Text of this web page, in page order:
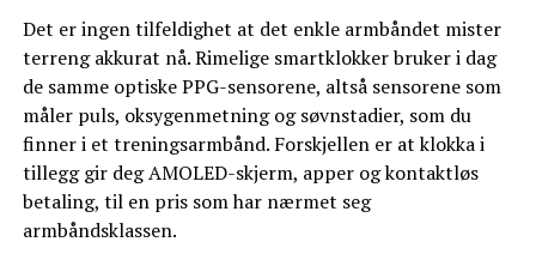
Det er ingen tilfeldighet at det enkle armbåndet mister
terreng akkurat nå. Rimelige smartklokker bruker i dag
de samme optiske PPG-sensorene, altså sensorene som
måler puls, oksygenmetning og søvnstadier, som du
finner i et treningsarmbånd. Forskjellen er at klokka i
tillegg gir deg AMOLED-skjerm, apper og kontaktløs
betaling, til en pris som har nærmet seg
armbåndsklassen.